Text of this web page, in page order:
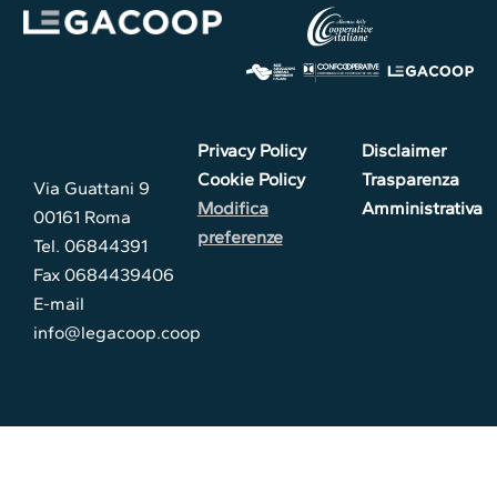
Via Guattani 9
00161 Roma
Tel. 06844391
Fax 0684439406
E-mail
info@legacoop.coop
Privacy Policy
Cookie Policy
Modifica
preferenze
Disclaimer
Trasparenza
Amministrativa